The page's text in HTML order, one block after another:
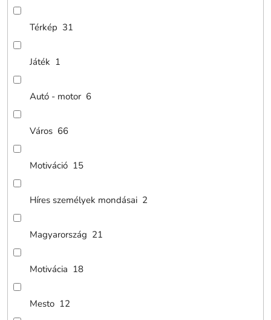
Térkép 31
Játék 1
Autó - motor 6
Város 66
Motiváció 15
Híres személyek mondásai 2
Magyarország 21
Motivácia 18
Mesto 12